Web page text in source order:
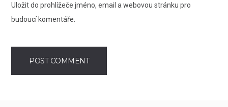
Uložit do prohlížeče jméno, email a webovou stránku pro
budoucí komentáře.